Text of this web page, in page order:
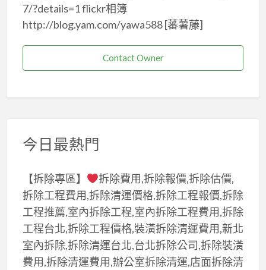
7/?details=1 flickr相簿
http://blog.yam.com/yawa588 [蕃薯藤]
Contact Owner
今日最熱門
【拆除專區】
拆除費用,拆除報價,拆除估價,
拆除工程費用,拆除清運價格,拆除工程報價,拆除
工程推薦,室內拆除工程,室內拆除工程費用,拆除
工程台北,拆除工程價格,裝潢拆除清運費用,新北
室內拆除,拆除清運台北,台北拆除公司,拆除裝潢
費用,拆除清運費用,辦公室拆除清運,店面拆除清